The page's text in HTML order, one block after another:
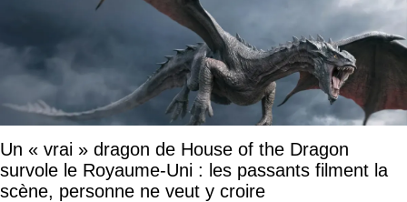
Un « vrai » dragon de House of the Dragon
survole le Royaume-Uni : les passants filment la
scène, personne ne veut y croire